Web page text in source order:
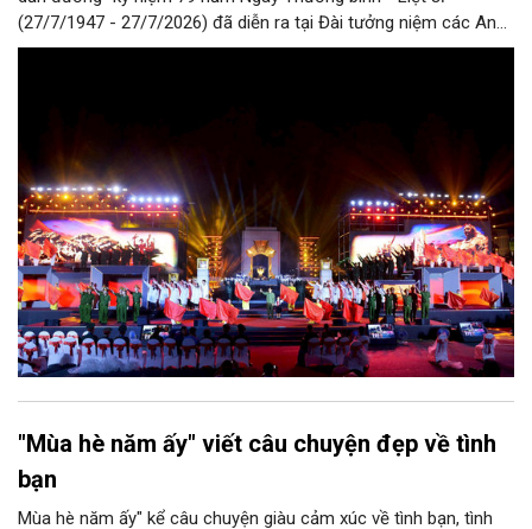
(27/7/1947 - 27/7/2026) đã diễn ra tại Đài tưởng niệm các Anh
hùng liệt sĩ trên đường Bắc Sơn (Hà Nội).
"Mùa hè năm ấy" viết câu chuyện đẹp về tình
bạn
Mùa hè năm ấy" kể câu chuyện giàu cảm xúc về tình bạn, tình